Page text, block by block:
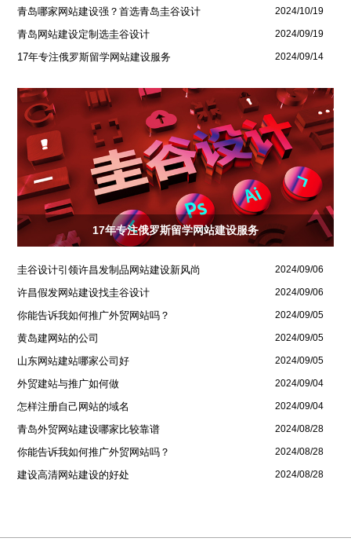
青岛哪家网站建设强？首选青岛圭谷设计 2024/10/19
青岛网站建设定制选圭谷设计 2024/09/19
17年专注俄罗斯留学网站建设服务 2024/09/14
17年专注俄罗斯留学网站建设服务
圭谷设计引领许昌发制品网站建设新风尚 2024/09/06
许昌假发网站建设找圭谷设计 2024/09/06
你能告诉我如何推广外贸网站吗？ 2024/09/05
黄岛建网站的公司 2024/09/05
山东网站建站哪家公司好 2024/09/05
外贸建站与推广如何做 2024/09/04
怎样注册自己网站的域名 2024/09/04
青岛外贸网站建设哪家比较靠谱 2024/08/28
你能告诉我如何推广外贸网站吗？ 2024/08/28
建设高清网站建设的好处 2024/08/28